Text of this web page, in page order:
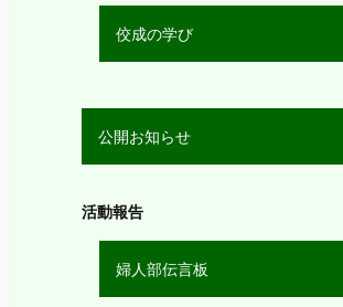
佼成の学び
公開お知らせ
活動報告
婦人部伝言板